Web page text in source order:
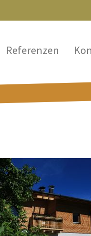
Referenzen